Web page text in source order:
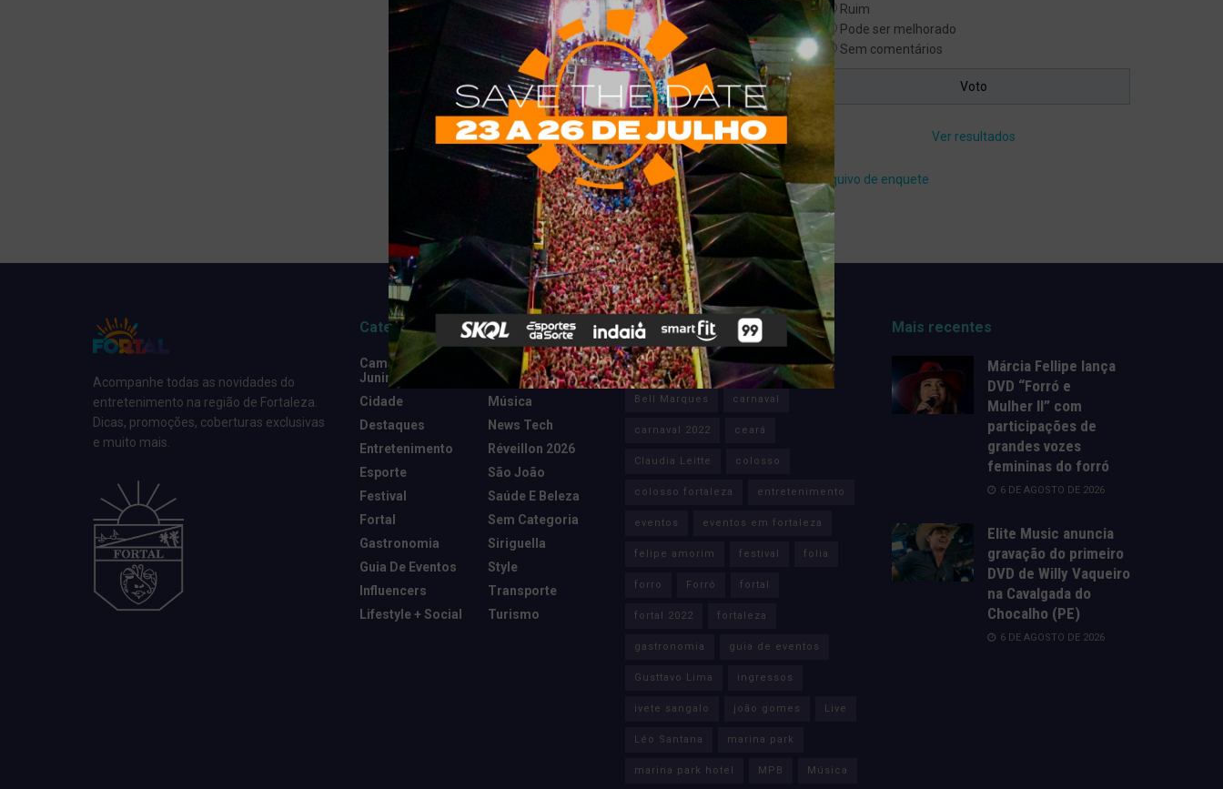
Ruim
Pode ser melhorado
Sem comentários
Ver resultados
Arquivo de enquete
Acompanhe todas as novidades do
entretenimento na região de Fortaleza.
Dicas, promoções, coberturas exclusivas
e muito mais.
Categorias
Camarote Vip
Junino
Cidade
Destaques
Entretenimento
Esporte
Festival
Fortal
Gastronomia
Guia De Eventos
Influencers
Lifestyle + Social
Marketing E
Negócios
Música
News Tech
Réveillon 2026
São João
Saúde E Beleza
Sem Categoria
Siriguella
Style
Transporte
Turismo
Tags
Anitta Axé Banda Eva
Bell Marques carnaval
carnaval 2022 ceará
Claudia Leitte colosso
colosso fortaleza entretenimento
eventos eventos em fortaleza
felipe amorim festival folia
forro Forró fortal
fortal 2022 fortaleza
gastronomia guia de eventos
Gusttavo Lima ingressos
ivete sangalo joão gomes Live
Léo Santana marina park
marina park hotel MPB Música
Mais recentes
Márcia Fellipe lança
DVD “Forró e
Mulher II” com
participações de
grandes vozes
femininas do forró
6 DE AGOSTO DE 2026
Elite Music anuncia
gravação do primeiro
DVD de Willy Vaqueiro
na Cavalgada do
Chocalho (PE)
6 DE AGOSTO DE 2026